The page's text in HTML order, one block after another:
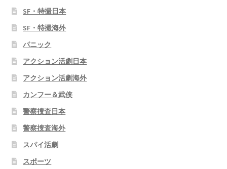
SF・特撮日本
SF・特撮海外
パニック
アクション活劇日本
アクション活劇海外
カンフー＆武侠
警察捜査日本
警察捜査海外
スパイ活劇
スポーツ